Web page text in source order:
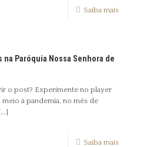
Saiba mais
na Paróquia Nossa Senhora de
o post? Experimente no player
à pandemia, no mês de
[…]
Saiba mais